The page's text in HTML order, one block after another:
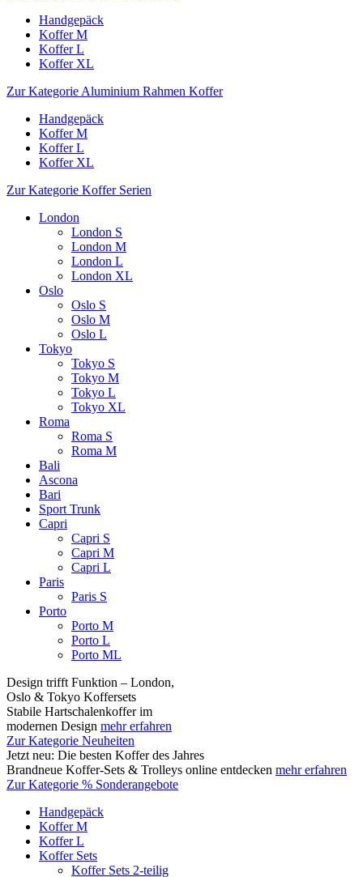
Handgepäck
Koffer M
Koffer L
Koffer XL
Zur Kategorie Aluminium Rahmen Koffer
Handgepäck
Koffer M
Koffer L
Koffer XL
Zur Kategorie Koffer Serien
London
London S
London M
London L
London XL
Oslo
Oslo S
Oslo M
Oslo L
Tokyo
Tokyo S
Tokyo M
Tokyo L
Tokyo XL
Roma
Roma S
Roma M
Bali
Ascona
Bari
Sport Trunk
Capri
Capri S
Capri M
Capri L
Paris
Paris S
Porto
Porto M
Porto L
Porto ML
Design trifft Funktion – London,
Oslo & Tokyo Koffersets
Stabile Hartschalenkoffer im
modernen Design mehr erfahren
Zur Kategorie Neuheiten
Jetzt neu: Die besten Koffer des Jahres
Brandneue Koffer-Sets & Trolleys online entdecken mehr erfahren
Zur Kategorie % Sonderangebote
Handgepäck
Koffer M
Koffer L
Koffer Sets
Koffer Sets 2-teilig